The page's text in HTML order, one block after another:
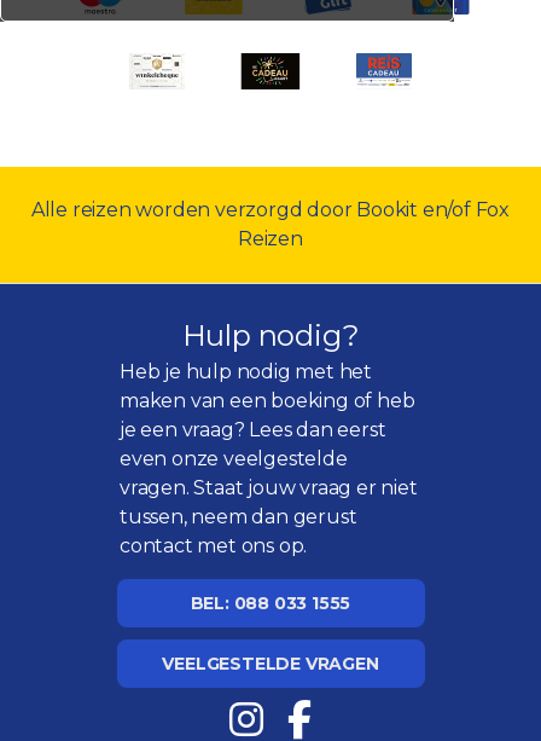
Alle reizen worden verzorgd door Bookit en/of Fox
Reizen
Hulp nodig?
Heb je hulp nodig met het
maken van een boeking of heb
je een vraag? Lees dan eerst
even onzeveelgestelde
vragen. Staat jouw vraag er niet
tussen, neem dan gerust
contact met ons op.
BEL: 088 033 1555
VEELGESTELDE VRAGEN